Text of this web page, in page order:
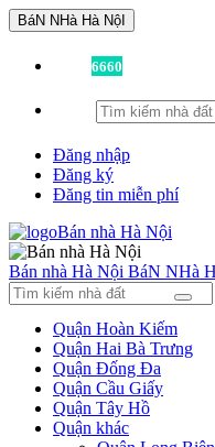
BáN NHà Hà NộI
6660
Đăng nhập
Đăng ký
Đăng tin miễn phí
Bán nhà Hà Nội BáN NHà
Quận Hoàn Kiếm
Quận Hai Bà Trưng
Quận Đống Đa
Quận Cầu Giấy
Quận Tây Hồ
Quận khác